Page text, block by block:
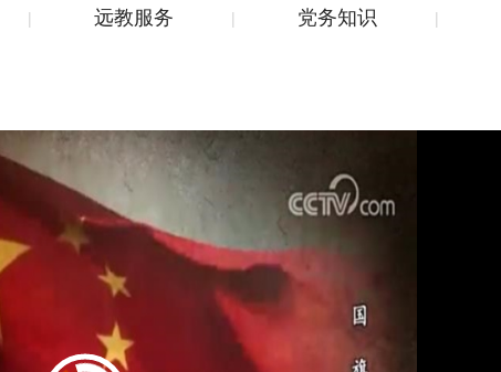
远教服务 党务知识